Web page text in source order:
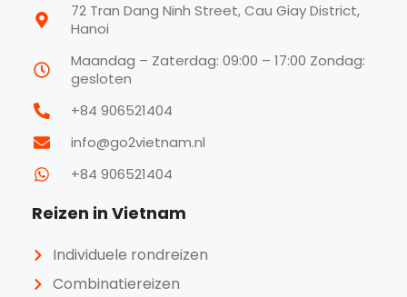
72 Tran Dang Ninh Street, Cau Giay District,
Hanoi
Maandag – Zaterdag: 09:00 – 17:00 Zondag:
gesloten
+84 906521404
info@go2vietnam.nl
+84 906521404
Reizen in Vietnam
Individuele rondreizen
Combinatiereizen